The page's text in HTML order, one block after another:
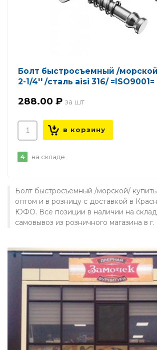
Болт быстросъемный /
2-1/4'' /сталь aisi 316/ =ISO9001=
288.00 ₽
4 на складе
Болт быстросъемный /морской/
оптом и в розницу с доставкой в
ЮФО. Все позиции в наличии на
самовывоз из розничного магазина в